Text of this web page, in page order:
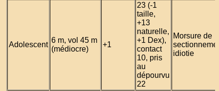
Adolescent
6 m, vol 45 m
(médiocre)
+1
23 (-1
taille,
+13
naturelle,
+1 Dex),
contact
10, pris
au
dépourvu
22
Morsure de
idiotie